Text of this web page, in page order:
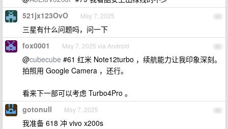
84
521jx123OvO May 7, 2025
三星有什么问题吗，问一下
85
fox0001 May 7, 2025 via Android
@cubecube #61 红米 Note12turbo ，续航能力让我印象深刻。
拍照用 Google Camera ，还行。
看来下一部可以考虑 Turbo4Pro 。
86
gotonull May 7, 2025
我准备 618 冲 vivo x200s